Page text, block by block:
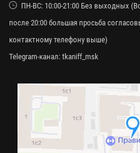
ПН-ВС: 10:00-21:00 Без выходных
после 20:00 большая просьба
контактному телефону выше)
Telegram-канал: tkaniff_msk